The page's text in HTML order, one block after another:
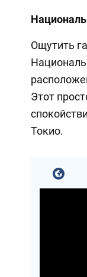
Ощутить
Этот
Токио.